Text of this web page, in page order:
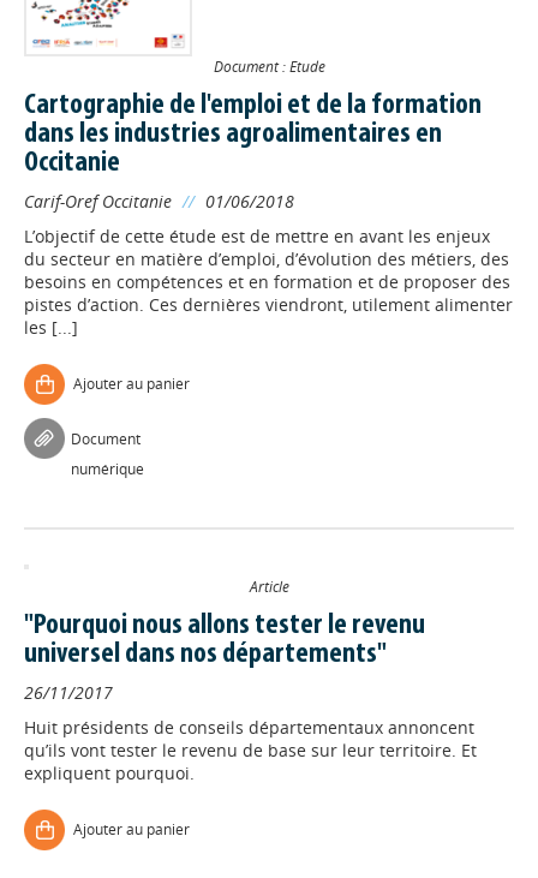
Document : Etude
Cartographie de l'emploi et de la formation
dans les industries agroalimentaires en
Occitanie
Carif-Oref Occitanie // 01/06/2018
L’objectif de cette étude est de mettre en avant les enjeux
du secteur en matière d’emploi, d’évolution des métiers, des
besoins en compétences et en formation et de proposer des
pistes d’action. Ces dernières viendront, utilement alimenter
les [...]
Ajouter au panier
Document
numérique
Article
"Pourquoi nous allons tester le revenu
universel dans nos départements"
26/11/2017
Huit présidents de conseils départementaux annoncent
qu’ils vont tester le revenu de base sur leur territoire. Et
expliquent pourquoi.
Ajouter au panier